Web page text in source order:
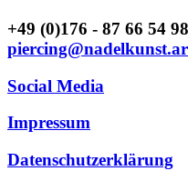
+49 (0)176 - 87 66 54 98
Social Media
Impressum
Datenschutzerklärung